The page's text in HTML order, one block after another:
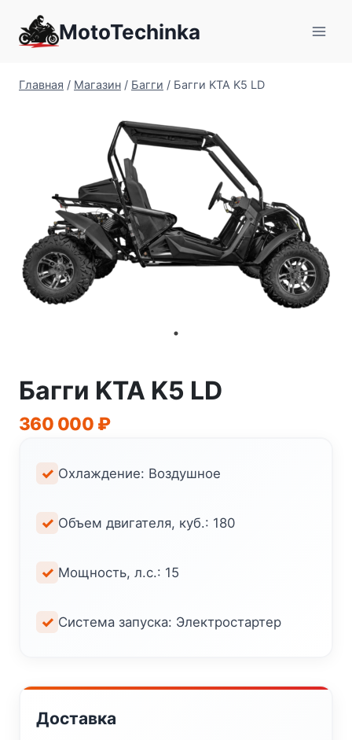
содержимому
MotoTechinka
Главная / Магазин / Багги / Багги KTA K5 LD
Багги KTA K5 LD
360 000 ₽
Охлаждение: Воздушное
Объем двигателя, куб.: 180
Мощность, л.с.: 15
Система запуска: Электростартер
Доставка